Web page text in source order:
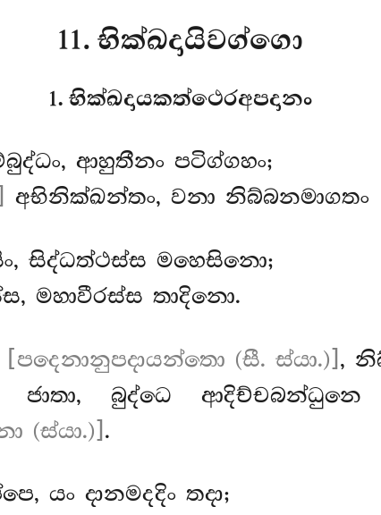
11. භික්ඛදායිවග්ගො
1. භික්ඛදායකත්ථෙරඅපදානං
ආහුතීනං පටිග්ගහං;
අභිනික්ඛන්තං, වනා නිබ්බනමාගතං
සිද්ධත්ථස්ස මහෙසිනො;
මහාවීරස්ස තාදිනො.
[පදෙනානුපදායන්තො (සී. ස්යා.)] ,
ජාතා, බුද්ධෙ
(ස්යා.)] .
යං දානමදදිං තදා;